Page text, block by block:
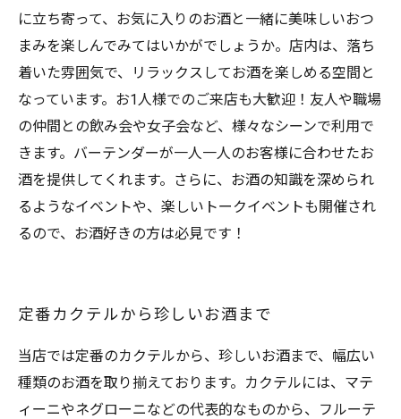
に立ち寄って、お気に入りのお酒と一緒に美味しいおつ
まみを楽しんでみてはいかがでしょうか。店内は、落ち
着いた雰囲気で、リラックスしてお酒を楽しめる空間と
なっています。お1人様でのご来店も大歓迎！友人や職場
の仲間との飲み会や女子会など、様々なシーンで利用で
きます。バーテンダーが一人一人のお客様に合わせたお
酒を提供してくれます。さらに、お酒の知識を深められ
るようなイベントや、楽しいトークイベントも開催され
るので、お酒好きの方は必見です！
定番カクテルから珍しいお酒まで
当店では定番のカクテルから、珍しいお酒まで、幅広い
種類のお酒を取り揃えております。カクテルには、マテ
ィーニやネグローニなどの代表的なものから、フルーテ